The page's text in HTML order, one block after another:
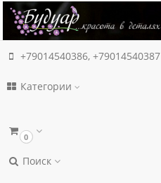
+79014540386, +79014540387
Категории
0
Поиск